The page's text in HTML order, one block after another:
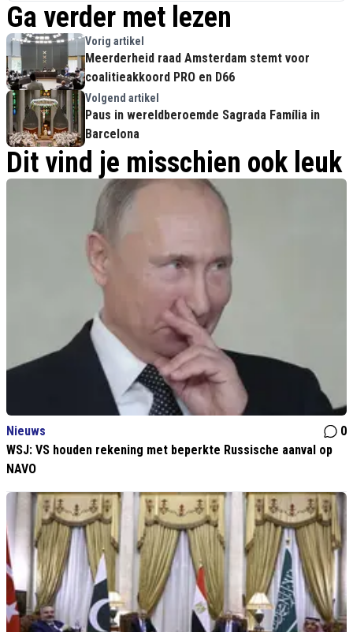
Ga verder met lezen
Vorig artikel
Meerderheid raad Amsterdam stemt voor
coalitieakkoord PRO en D66
Volgend artikel
Paus in wereldberoemde Sagrada Família in
Barcelona
Dit vind je misschien ook leuk
Nieuws
0
WSJ: VS houden rekening met beperkte Russische aanval op
NAVO